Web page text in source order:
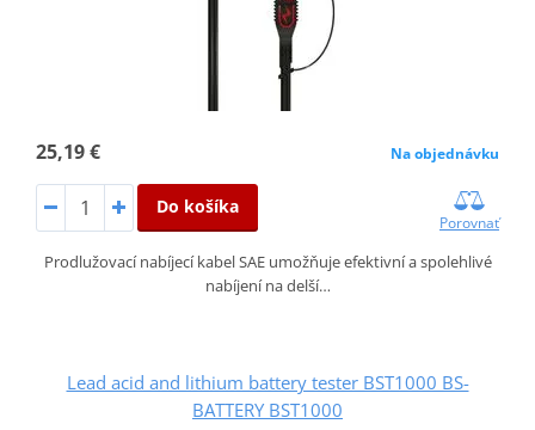
25,19 € Na objednávku
Do košíka
Porovnať
Prodlužovací nabíjecí kabel SAE umožňuje efektivní a spolehlivé
nabíjení na delší…
Lead acid and lithium battery tester BST1000 BS-
BATTERY BST1000